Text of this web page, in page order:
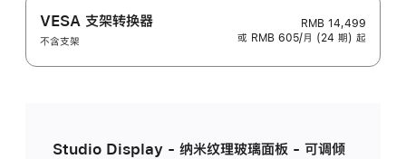
VESA 支架转换器
不含支架
RMB 14,499
或 RMB 605/月 (24 期) 起
Studio Display - 纳米纹理玻璃面板 - 可调倾